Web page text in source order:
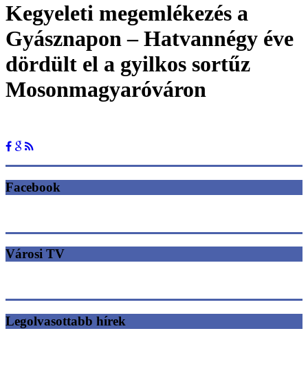
Kegyeleti megemlékezés a
Gyásznapon – Hatvannégy éve
dördült el a gyilkos sortűz
Mosonmagyaróváron
Facebook
Városi TV
Legolvasottabb hírek